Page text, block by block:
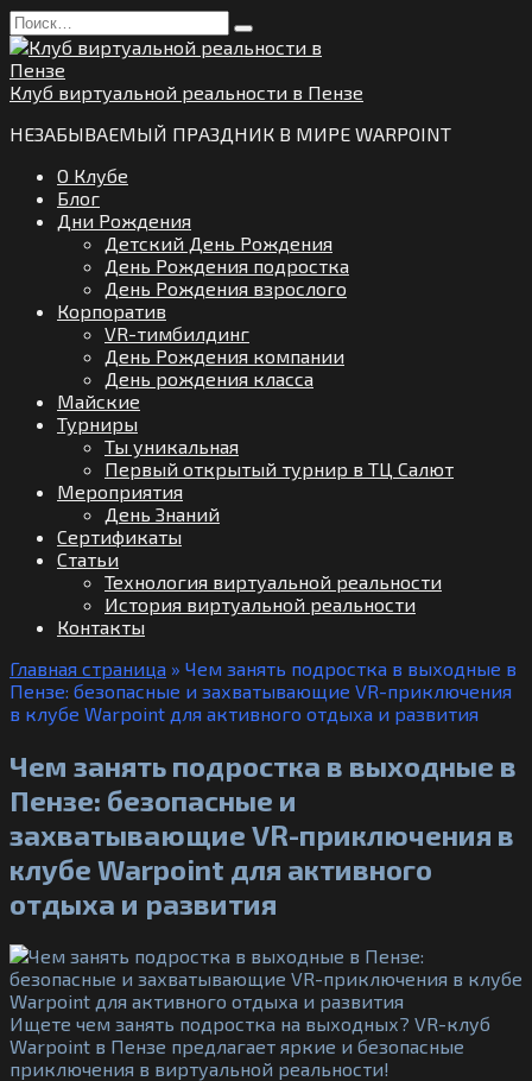
Перейти
к
содержанию
Search
for:
Клуб виртуальной реальности в Пензе
НЕЗАБЫВАЕМЫЙ ПРАЗДНИК В МИРЕ WARPOINT
О Клубе
Блог
Дни Рождения
Детский День Рождения
День Рождения подростка
День Рождения взрослого
Корпоратив
VR-тимбилдинг
День Рождения компании
День рождения класса
Майские
Турниры
Ты уникальная
Первый открытый турнир в ТЦ Салют
Мероприятия
День Знаний
Сертификаты
Статьи
Технология виртуальной реальности
История виртуальной реальности
Контакты
Главная страница » Чем занять подростка в выходные в
Пензе: безопасные и захватывающие VR-приключения
в клубе Warpoint для активного отдыха и развития
Чем занять подростка в выходные в
Пензе: безопасные и
захватывающие VR-приключения в
клубе Warpoint для активного
отдыха и развития
Ищете чем занять подростка на выходных? VR-клуб
Warpoint в Пензе предлагает яркие и безопасные
приключения в виртуальной реальности!